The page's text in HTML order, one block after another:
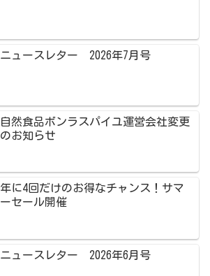
ニュースレター 2026年7月号
自然食品ボンラスパイユ運営会社変更
のお知らせ
年に4回だけのお得なチャンス！サマ
ーセール開催
ニュースレター 2026年6月号